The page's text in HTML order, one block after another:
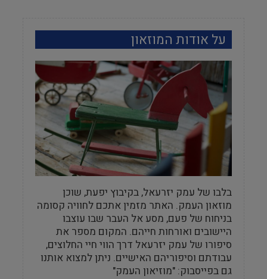
על אודות המוזאון
בלבו של עמק יזרעאל, בקיבוץ יפעת, שוכן
מוזאון העמק. האתר מזמין אתכם לחוויה קסומה
בניחוח של פעם, מסע אל העבר שבו עוצבו
היישובים ואורחות חייהם. המקום מספר את
סיפורו של עמק יזרעאל דרך הווי חיי החלוצים,
עבודתם וסיפוריהם האישיים. ניתן למצוא אותנו
גם בפייסבוק: "מוזיאון העמק"